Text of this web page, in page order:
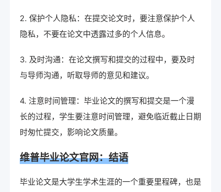
2. 保护个人隐私：在提交论文时，要注意保护个人
隐私，不要在论文中透露过多的个人信息。
3. 及时沟通：在论文撰写和提交的过程中，要及时
与导师沟通，听取导师的意见和建议。
4. 注意时间管理：毕业论文的撰写和提交是一个漫
长的过程，学生要注意时间管理，避免临近截止日期
时匆忙提交，影响论文质量。
维普毕业论文官网：结语
毕业论文是大学生学术生涯的一个重要里程碑，也是